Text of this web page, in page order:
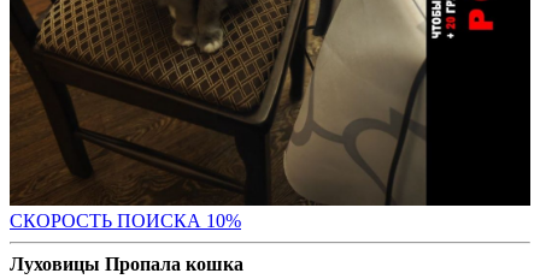
СКОРОСТЬ ПОИСКА 10%
Луховицы Пропала кошка